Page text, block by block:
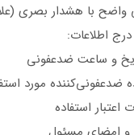
واضح با هشدار بصری
اطلاعات:
و ساعت ضدعفونی
ضدعفونی‌کننده مورد
اعتبار استفاده